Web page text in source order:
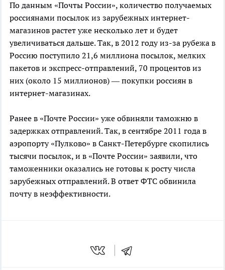
По данным «Почты России», количество получаемых
россиянами посылок из зарубежных интернет-
магазинов растет уже несколько лет и будет
увеличиваться дальше. Так, в 2012 году из-за рубежа в
Россию поступило 21,6 миллиона посылок, мелких
пакетов и экспресс-отправлений, 70 процентов из
них (около 15 миллионов) — покупки россиян в
интернет-магазинах.
Ранее в «Почте России» уже обвиняли таможню в
задержках отправлений. Так, в сентябре 2011 года в
аэропорту «Пулково» в Санкт-Петербурге скопились
тысячи посылок, и в «Почте России» заявили, что
таможенники оказались не готовы к росту числа
зарубежных отправлений. В ответ ФТС обвинила
почту в неэффективности.